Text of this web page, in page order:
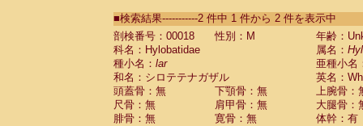
CebidaeSaguinus labiatus(0)
Cebidae Saguinus leucopus (0)
CebidaeSaguinus midas
Cebidae
CebidaeSaguinus nigricollis (1)
Cebidae Saguinus oedipus
Cebidae Saguinus weddelli
Cebidae Saguinusspp.
■検索結果-----------2 件中 1 件から 2 件を表示中
剖検番号：00018
性別：M
年齢：
科名：Hylobatidae
属名：
種小名： lar
亜種小名
和名：シロテテナガザル
英名：
頭蓋骨：無
下顎骨：無
上腕骨：
尺骨：無
肩甲骨：無
大腿骨：
腓骨：無
寛骨：無
体幹：有